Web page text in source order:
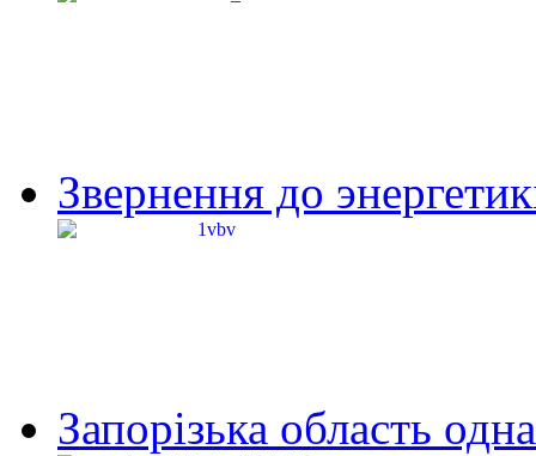
Звернення до
Запорізька область